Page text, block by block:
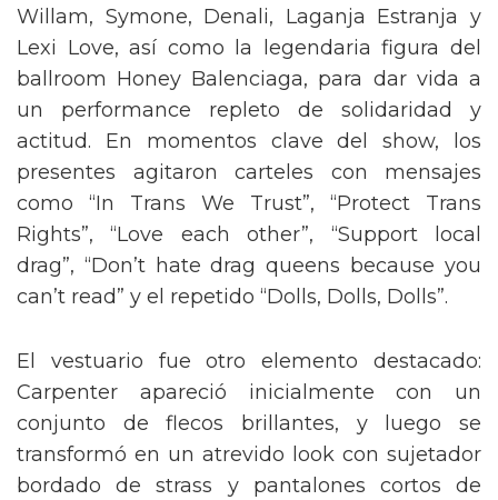
Willam, Symone, Denali, Laganja Estranja y
Lexi Love, así como la legendaria figura del
ballroom Honey Balenciaga, para dar vida a
un performance repleto de solidaridad y
actitud. En momentos clave del show, los
presentes agitaron carteles con mensajes
como “In Trans We Trust”, “Protect Trans
Rights”, “Love each other”, “Support local
drag”, “Don’t hate drag queens because you
can’t read” y el repetido “Dolls, Dolls, Dolls”.
El vestuario fue otro elemento destacado:
Carpenter apareció inicialmente con un
conjunto de flecos brillantes, y luego se
transformó en un atrevido look con sujetador
bordado de strass y pantalones cortos de